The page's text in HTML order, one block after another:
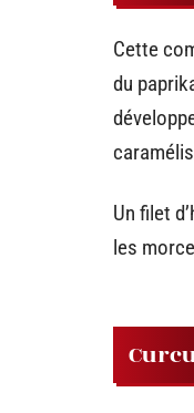
Cette
du
Un filet
les